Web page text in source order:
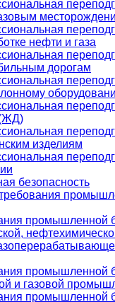
нефти и газа
дорогам
изделиям
безопасность
промышленной
промышленной
и газовой
промышленной